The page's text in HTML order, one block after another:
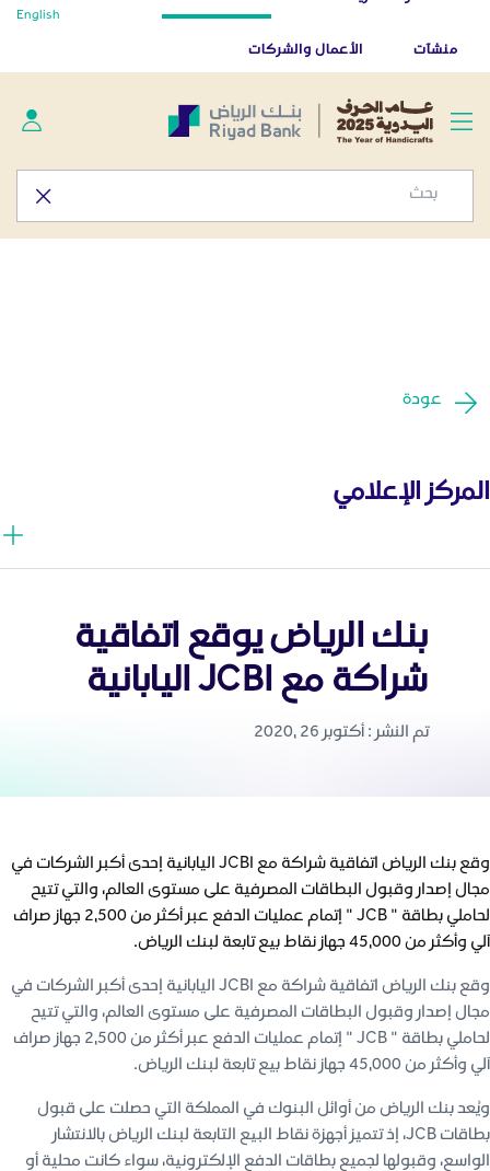
أخبار صحفية - المركز الإعلامي
تطبيق بنك الرياض
منشآت الأعمال والشركات
English
عودة
المركز الإعلامي
بنك الرياض يوقع اتفاقية
شراكة مع JCBI اليابانية
تم النشر : أكتوبر 26 ,2020
وقع بنك الرياض اتفاقية شراكة مع JCBI اليابانية إحدى أكبر الشركات في
مجال إصدار وقبول البطاقات المصرفية على مستوى العالم، والتي تتيح
لحاملي بطاقة " JCB " إتمام عمليات الدفع عبر أكثر من 2,500 جهاز صراف
آلي وأكثر من 45,000 جهاز نقاط بيع تابعة لبنك الرياض.
وقع بنك الرياض اتفاقية شراكة مع JCBI اليابانية إحدى أكبر الشركات في
مجال إصدار وقبول البطاقات المصرفية على مستوى العالم، والتي تتيح
لحاملي بطاقة " JCB " إتمام عمليات الدفع عبر أكثر من 2,500 جهاز صراف
آلي وأكثر من 45,000 جهاز نقاط بيع تابعة لبنك الرياض.
ويُعد بنك الرياض من أوائل البنوك في المملكة التي حصلت على قبول
بطاقات JCB، إذ تتميز أجهزة نقاط البيع التابعة لبنك الرياض بالانتشار
الواسع، وقبولها لجميع بطاقات الدفع الإلكترونية، سواء كانت محلية أو